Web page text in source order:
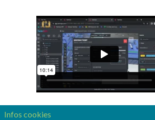
Infos cookies